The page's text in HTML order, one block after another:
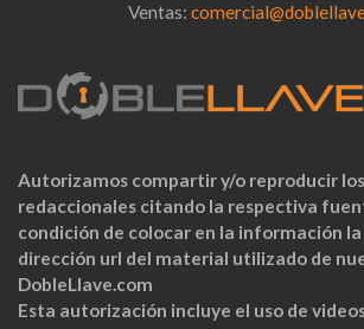
Ventas:
Autorizamos compartir y/o reproducir
redaccionales citando la respectiva
condición de colocar en la información
dirección url del material utilizado de
DobleLlave.com
Esta autorización incluye el uso de